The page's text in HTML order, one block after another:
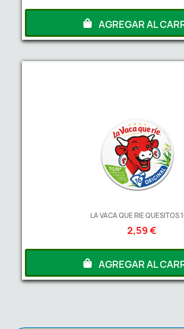
AGREGAR AL
LA VACA QUE RIE QUESITOS
2,59 €
AGREGAR AL